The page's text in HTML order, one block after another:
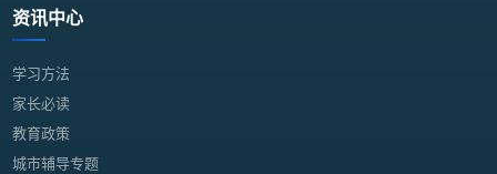
资讯中心
学习方法
家长必读
教育政策
城市辅导专题